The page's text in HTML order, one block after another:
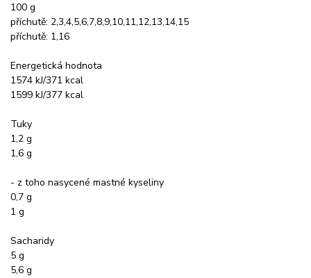
100 g
příchutě: 2,3,4,5,6,7,8,9,10,11,12,13,14,15
příchutě: 1,16
Energetická hodnota
1574 kJ/371 kcal
1599 kJ/377 kcal
Tuky
1,2 g
1,6 g
- z toho nasycené mastné kyseliny
0,7 g
1 g
Sacharidy
5 g
5,6 g